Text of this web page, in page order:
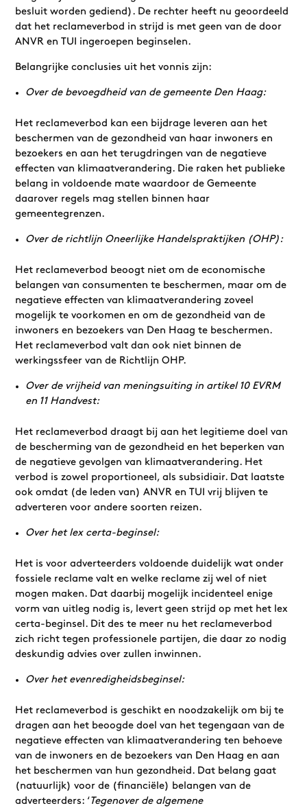
besluit worden gediend). De rechter heeft nu geoordeeld
dat het reclameverbod in strijd is met geen van de door
ANVR en TUI ingeroepen beginselen.
Belangrijke conclusies uit het vonnis zijn:
Over de bevoegdheid van de gemeente Den Haag:
Het reclameverbod kan een bijdrage leveren aan het
beschermen van de gezondheid van haar inwoners en
bezoekers en aan het terugdringen van de negatieve
effecten van klimaatverandering. Die raken het publieke
belang in voldoende mate waardoor de Gemeente
daarover regels mag stellen binnen haar
gemeentegrenzen.
Over de richtlijn Oneerlijke Handelspraktijken (OHP):
Het reclameverbod beoogt niet om de economische
belangen van consumenten te beschermen, maar om de
negatieve effecten van klimaatverandering zoveel
mogelijk te voorkomen en om de gezondheid van de
inwoners en bezoekers van Den Haag te beschermen.
Het reclameverbod valt dan ook niet binnen de
werkingssfeer van de Richtlijn OHP.
Over de vrijheid van meningsuiting in artikel 10 EVRM
en 11 Handvest:
Het reclameverbod draagt bij aan het legitieme doel van
de bescherming van de gezondheid en het beperken van
de negatieve gevolgen van klimaatverandering. Het
verbod is zowel proportioneel, als subsidiair. Dat laatste
ook omdat (de leden van) ANVR en TUI vrij blijven te
adverteren voor andere soorten reizen.
Over het lex certa-beginsel:
Het is voor adverteerders voldoende duidelijk wat onder
fossiele reclame valt en welke reclame zij wel of niet
mogen maken. Dat daarbij mogelijk incidenteel enige
vorm van uitleg nodig is, levert geen strijd op met het lex
certa-beginsel. Dit des te meer nu het reclameverbod
zich richt tegen professionele partijen, die daar zo nodig
deskundig advies over zullen inwinnen.
Over het evenredigheidsbeginsel:
Het reclameverbod is geschikt en noodzakelijk om bij te
dragen aan het beoogde doel van het tegengaan van de
negatieve effecten van klimaatverandering ten behoeve
van de inwoners en de bezoekers van Den Haag en aan
het beschermen van hun gezondheid. Dat belang gaat
(natuurlijk) voor de (financiële) belangen van de
adverteerders: ‘Tegenover de algemene